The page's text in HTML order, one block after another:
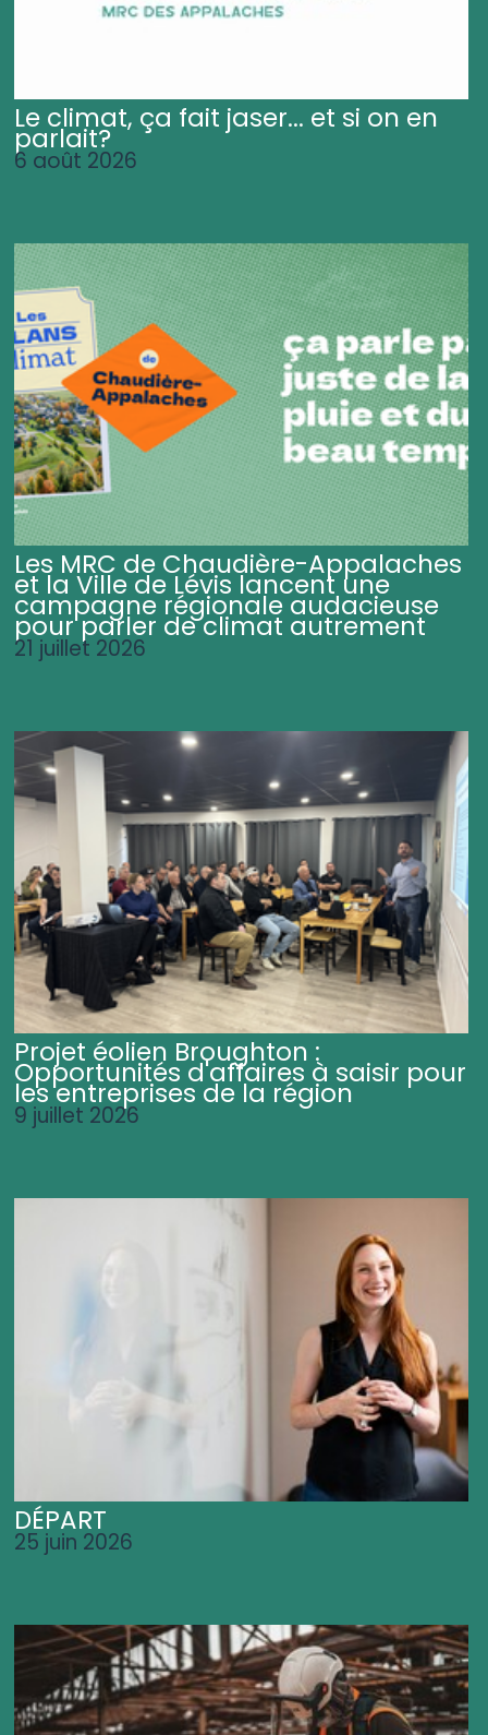
Le climat, ça fait jaser... et si on en
parlait?
6 août 2026
Les MRC de Chaudière-Appalaches
et la Ville de Lévis lancent une
campagne régionale audacieuse
pour parler de climat autrement
21 juillet 2026
Projet éolien Broughton :
Opportunités d'affaires à saisir pour
les entreprises de la région
9 juillet 2026
DÉPART
25 juin 2026